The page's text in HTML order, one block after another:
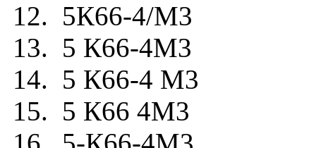
12. 5К66-4/М3
13. 5 К66-4М3
14. 5 К66-4 М3
15. 5 К66 4М3